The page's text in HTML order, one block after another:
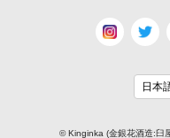
© Kinginka (金銀花酒造:臼